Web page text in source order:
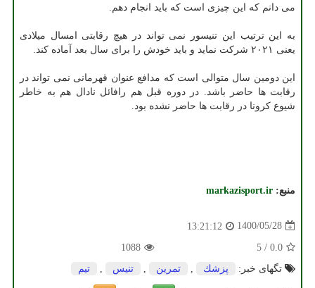
می دانم که این چیزی است که باید انجام دهم.
به این ترتیب این تنیسور نمی تواند در هیچ رقابتی امسال میلادی
یعنی ۲۰۲۱ شرکت نماید و باید خودش را برای سال بعد آماده کند.
این دومین سال متوالی است که مدافع عنوان قهرمانی نمی تواند در
رقابت ها حاضر باشد. در دوره قبل هم رافائل نادال هم به خاطر
شیوع کرونا در رقابت ها حاضر نشده بود.
منبع: markazisport.ir
1400/05/28
13:21:12
0.0
/
5
1088
تگهای خبر:
پزشك تمرین تنیس تیم